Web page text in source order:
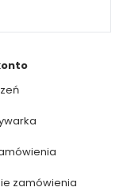
zamówienia